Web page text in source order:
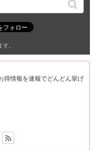
。
得情報を速報でどんどん挙げ